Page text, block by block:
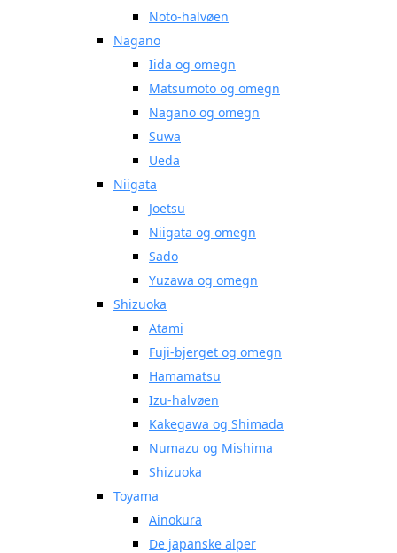
Noto-halvøen
Nagano
Iida og omegn
Matsumoto og omegn
Nagano og omegn
Suwa
Ueda
Niigata
Joetsu
Niigata og omegn
Sado
Yuzawa og omegn
Shizuoka
Atami
Fuji-bjerget og omegn
Hamamatsu
Izu-halvøen
Kakegawa og Shimada
Numazu og Mishima
Shizuoka
Toyama
Ainokura
De japanske alper